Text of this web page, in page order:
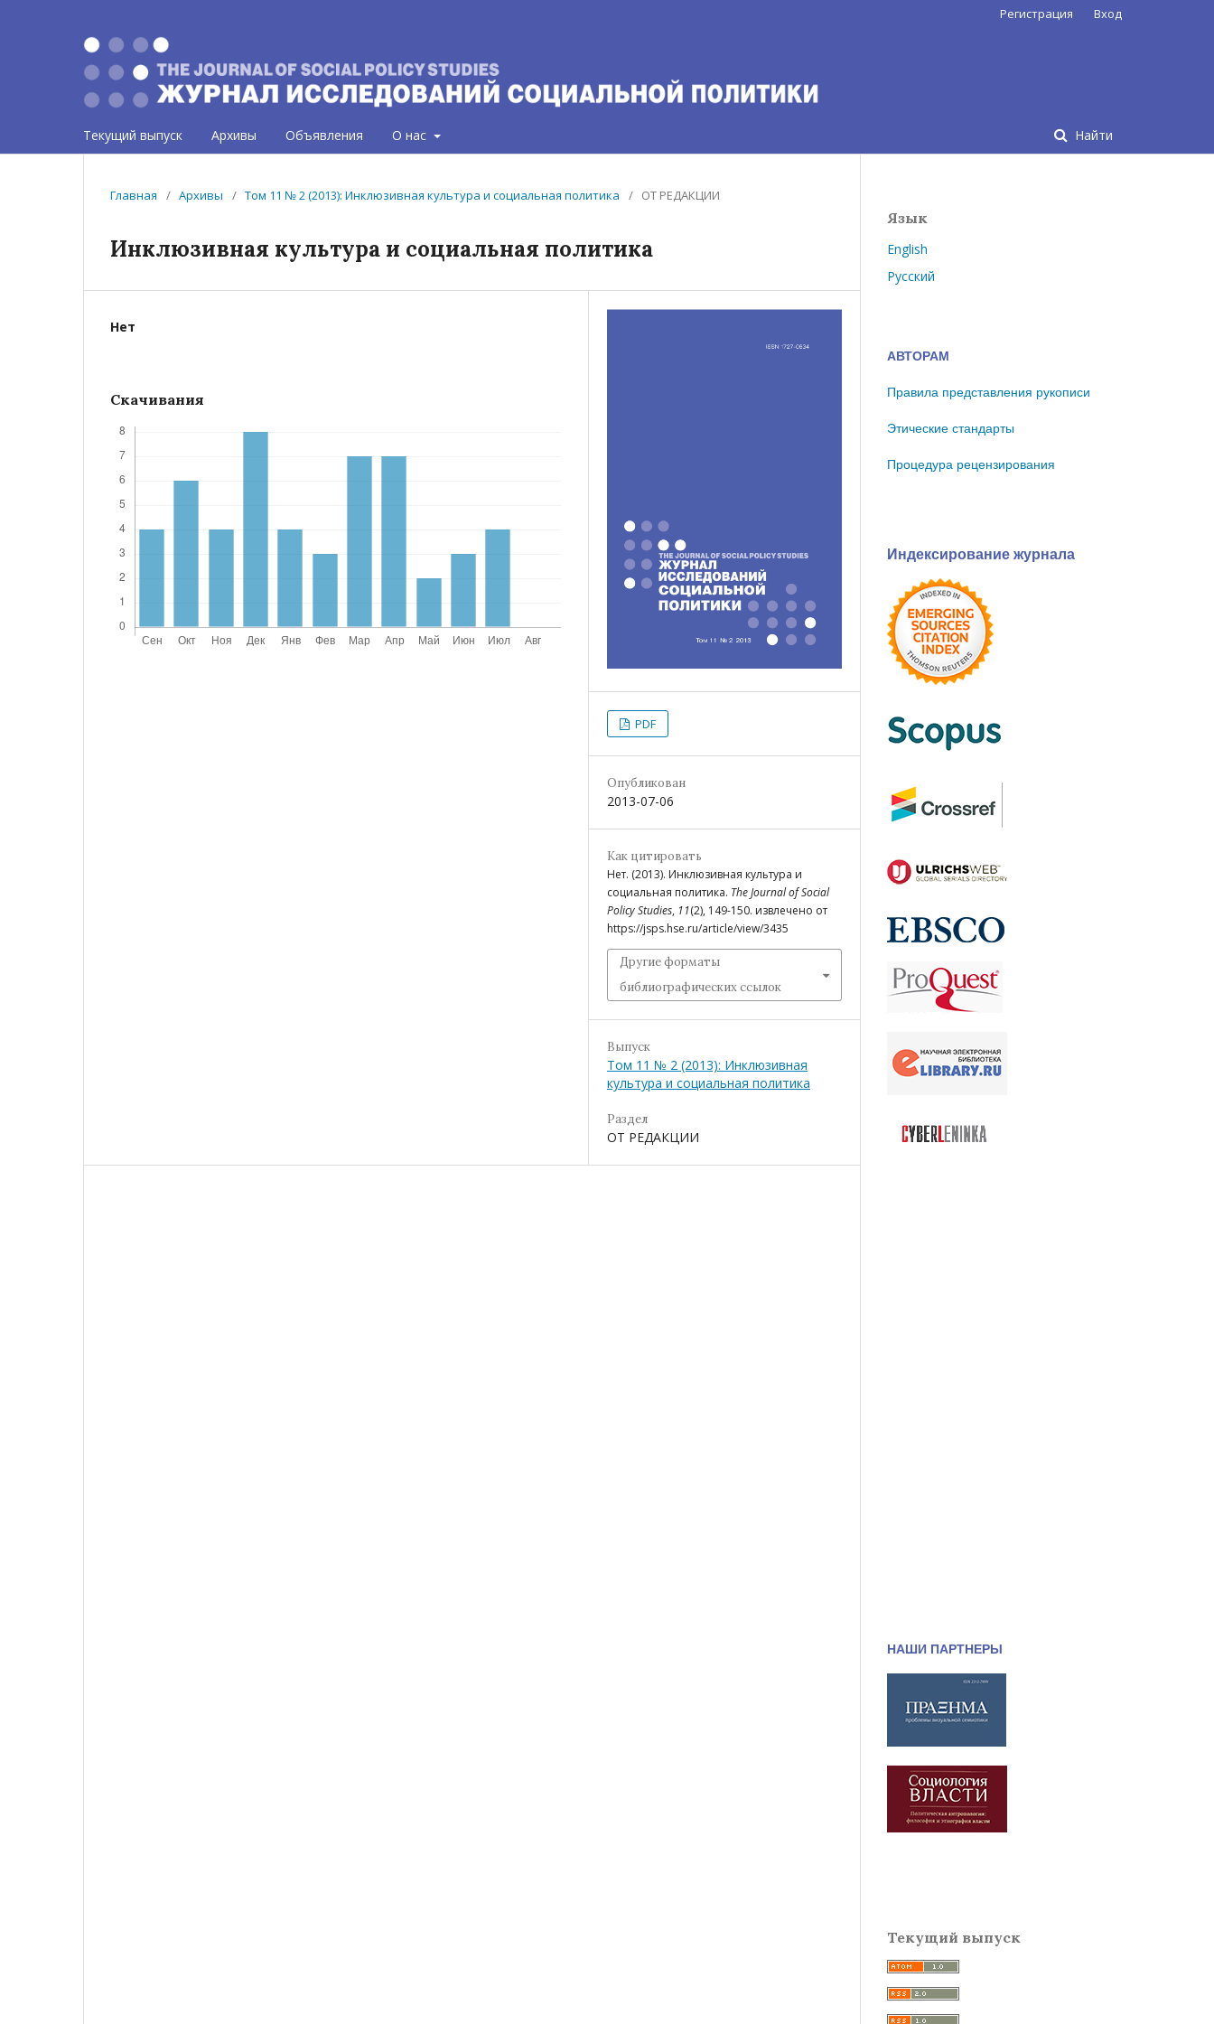
Текущий выпуск Архивы Объявления О нас Найти
Регистрация Вход
Главная / Архивы / Том 11 № 2 (2013): Инклюзивная культура и социальная политика / ОТ РЕДАКЦИИ
Инклюзивная культура и социальная политика
Нет
Скачивания
PDF
Опубликован
2013-07-06
Как цитировать
Нет. (2013). Инклюзивная культура и
социальная политика. The Journal of Social
Policy Studies, 11(2), 149-150. извлечено от
https://jsps.hse.ru/article/view/3435
Другие форматы
библиографических ссылок
Выпуск
Том 11 № 2 (2013): Инклюзивная
культура и социальная политика
Раздел
ОТ РЕДАКЦИИ
Язык
English
Русский
АВТОРАМ
Правила представления рукописи
Этические стандарты
Процедура рецензирования
Индексирование журнала
НАШИ ПАРТНЕРЫ
Текущий выпуск